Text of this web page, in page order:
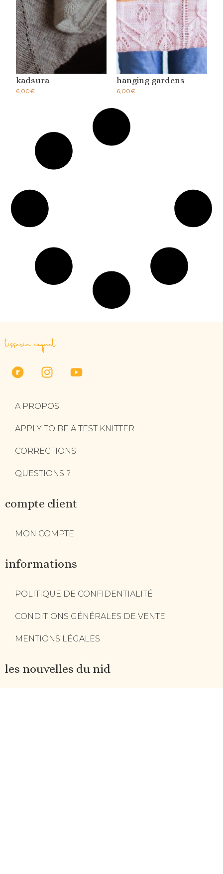
kadsura
6,00€
hanging gardens
6,00€
tisserin coquet
A PROPOS
APPLY TO BE A TEST KNITTER
CORRECTIONS
QUESTIONS ?
compte client
MON COMPTE
informations
POLITIQUE DE CONFIDENTIALITÉ
CONDITIONS GÉNÉRALES DE VENTE
MENTIONS LÉGALES
les nouvelles du nid